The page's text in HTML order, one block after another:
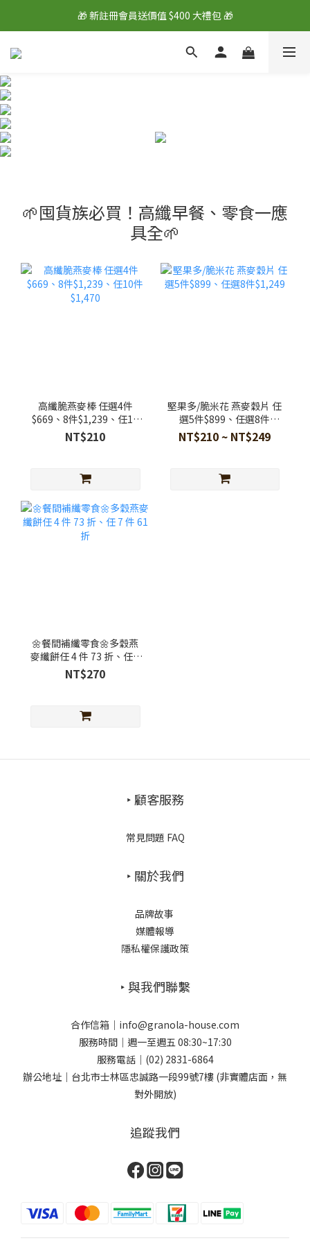
🎁 新註冊會員送價值 $400 大禮包 🎁
🎁 新註冊會員送價值 $400 大禮包 🎁
💰 綁定LINE好友再拿 $100 購物金 💰
🌱囤貨族必買！高纖早餐、零食一應
具全🌱
高纖脆燕麥棒 任選4件
$669、8件$1,239、任10
件 $1,470
NT$210
堅果多/脆米花 燕麥穀片 任
選5件$899、任選8件
$1,249
NT$210 ~ NT$249
🌼餐間補纖零食🌼多穀燕
麥纖餅任 4 件 73 折、任 7
件 61 折
NT$270
‣ 顧客服務
常見問題 FAQ
‣ 關於我們
品牌故事
媒體報導
隱私權保護政策
‣ 與我們聯繫
合作信箱｜info@granola-house.com
服務時間｜週一至週五 08:30~17:30
服務電話｜(02) 2831-6864
辦公地址｜台北市士林區忠誠路一段99號7樓 (非實體店面，無
對外開放)
追蹤我們